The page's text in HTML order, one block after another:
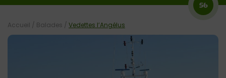
56
Accueil / Balades / Vedettes l’Angélus